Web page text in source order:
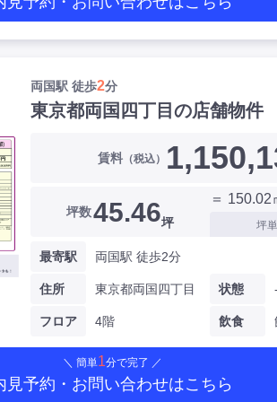
両国駅 徒歩2分
東京都両国四丁目の店舗物件
賃料 （税込）
坪数45.46坪
＝ 150.02
坪
最寄駅 両国駅 徒歩2分
住所 東京都両国四丁目
フロア 4階
状態 -
飲食
＼ 簡単1分で完了 ／
見予約・お問い合わせはこちら